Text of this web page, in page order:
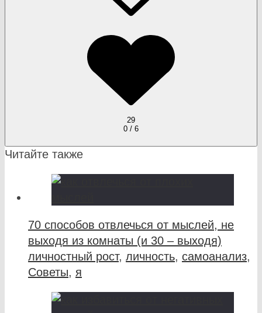
29
0 / 6
Читайте также
70 способов отвлечься от мыслей, не
выходя из комнаты (и 30 – выходя)
личностный рост, личность, самоанализ,
Советы, я